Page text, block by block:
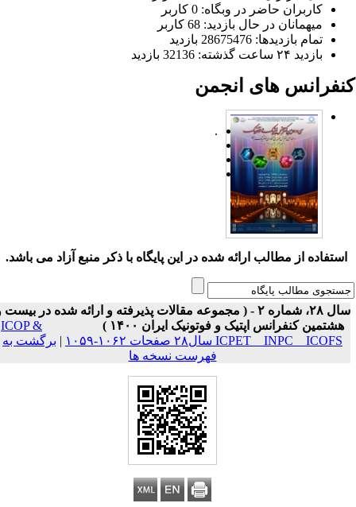
کاربران حاضر در وبگاه: 0 کاربر
میهمانان در حال بازدید: 68 کاربر
تمام بازدید‌ها: 28675476 بازدید
بازدید ۲۴ ساعت گذشته: 32136 بازدید
های انجمن
.
استفاده از مطالب ارائه شده در این پایگاه با ذکر منبع آزاد می باشد.
سال ۲۸، شماره ۲ - ( مجموعه مقالات پذیرفته و ارائه شده در بیست و
هشتمین کنفرانس اپتیک و فوتونیک ایران ۱۴۰۰ )
ICOP &
ICPET _ INPC _ ICOFS سال۲۸ صفحات ۱۰۶۲-۱۰۵۹
| برگشت به
فهرست نسخه ها